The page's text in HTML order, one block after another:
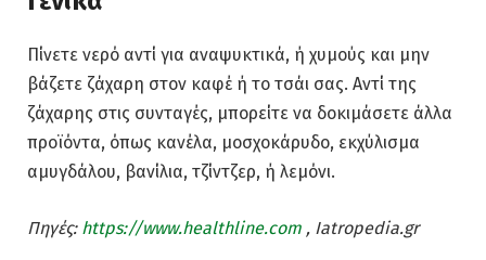
Πίνετε νερό αντί για αναψυκτικά, ή χυμούς και μην
βάζετε ζάχαρη στον καφέ ή το τσάι σας. Αντί της
ζάχαρης στις συνταγές, μπορείτε να δοκιμάσετε άλλα
προϊόντα, όπως κανέλα, μοσχοκάρυδο, εκχύλισμα
αμυγδάλου, βανίλια, τζίντζερ, ή λεμόνι.
Πηγές: https://www.healthline.com , Iatropedia.gr